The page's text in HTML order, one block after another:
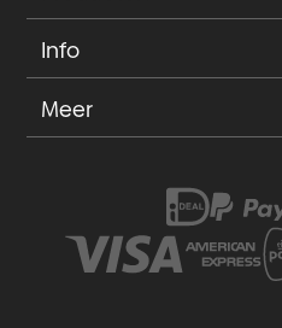
Info
Meer